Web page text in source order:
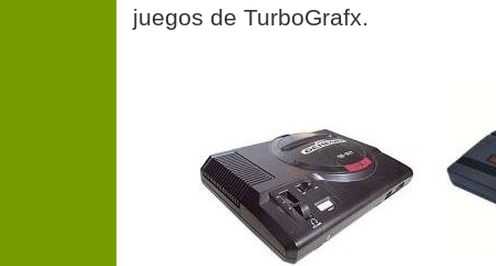
juegos de TurboGrafx.